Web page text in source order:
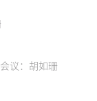
议：胡如珊